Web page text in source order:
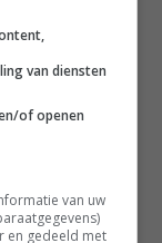
van diensten
of openen
van uw
en gedeeld met